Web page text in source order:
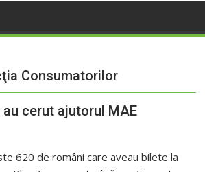
Consumatorilor
cerut ajutorul MAE
620 de români care aveau bilete la